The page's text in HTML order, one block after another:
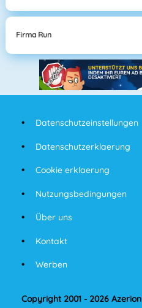
Firma Run
Datenschutzeinstellungen
Datenschutzerklaerung
Cookie erklaerung
Nutzungsbedingungen
Über uns
Kontakt
Werben
Copyright 2001 - 2026 Azerion